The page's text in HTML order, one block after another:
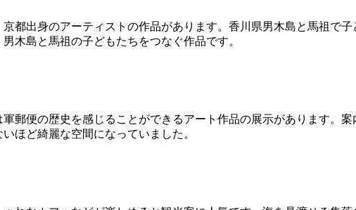
都出身のアーティストの作品があります。香川県男木島と馬祖で
木島と馬祖の子どもたちをつなぐ作品です。
郵便の歴史を感じることができるアート作品の展示があります。
ほど綺麗な空間になっていました。